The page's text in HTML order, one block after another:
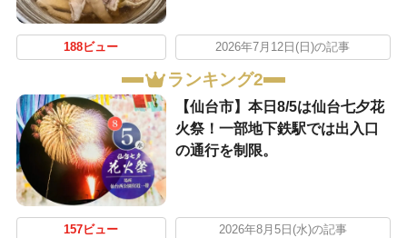
188ビュー 2026年7月12日(日)の記事
ランキング2
【仙台市】本日8/5は仙台七夕花
火祭！一部地下鉄駅では出入口
の通行を制限。
157ビュー 2026年8月5日(水)の記事